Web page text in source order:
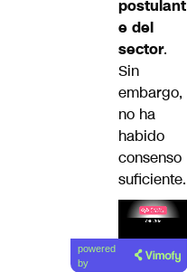
postulant
e del
sector.
Sin
embargo,
no ha
habido
consenso
suficiente.
Lea el
artículo
powered
by